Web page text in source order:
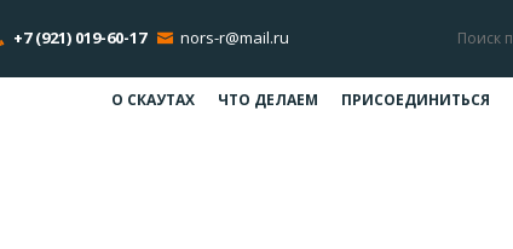
+7 (921) 019-60-17 nors-r@mail.ru
О СКАУТАХ ЧТО ДЕЛАЕМ ПРИСОЕДИНИТЬСЯ